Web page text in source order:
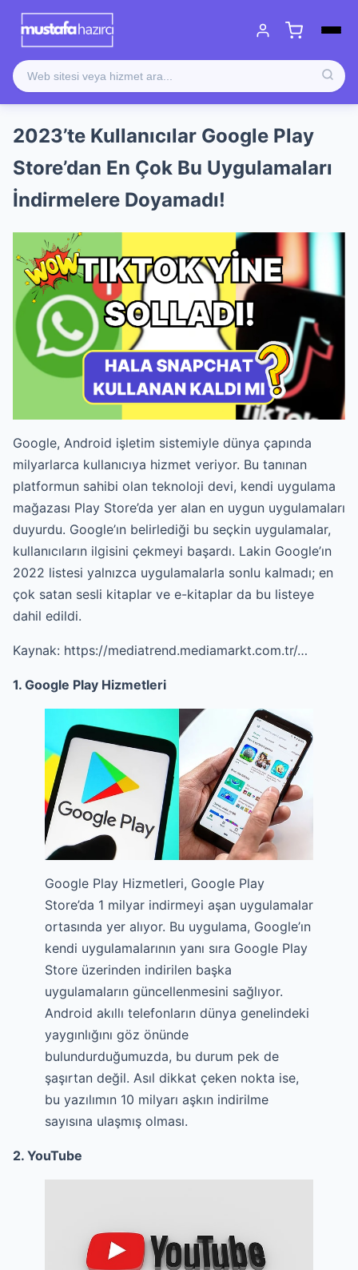
2023’te Kullanıcılar Google Play
Store’dan En Çok Bu Uygulamaları
İndirmelere Doyamadı!
Google, Android işletim sistemiyle dünya çapında
milyarlarca kullanıcıya hizmet veriyor. Bu tanınan
platformun sahibi olan teknoloji devi, kendi uygulama
mağazası Play Store’da yer alan en uygun uygulamaları
duyurdu. Google’ın belirlediği bu seçkin uygulamalar,
kullanıcıların ilgisini çekmeyi başardı. Lakin Google’ın
2022 listesi yalnızca uygulamalarla sonlu kalmadı; en
çok satan sesli kitaplar ve e-kitaplar da bu listeye
dahil edildi.
Kaynak: https://mediatrend.mediamarkt.com.tr/…
1. Google Play Hizmetleri
Google Play Hizmetleri, Google Play
Store’da 1 milyar indirmeyi aşan uygulamalar
ortasında yer alıyor. Bu uygulama, Google’ın
kendi uygulamalarının yanı sıra Google Play
Store üzerinden indirilen başka
uygulamaların güncellenmesini sağlıyor.
Android akıllı telefonların dünya genelindeki
yaygınlığını göz önünde
bulundurduğumuzda, bu durum pek de
şaşırtan değil. Asıl dikkat çeken nokta ise,
bu yazılımın 10 milyarı aşkın indirilme
sayısına ulaşmış olması.
2. YouTube